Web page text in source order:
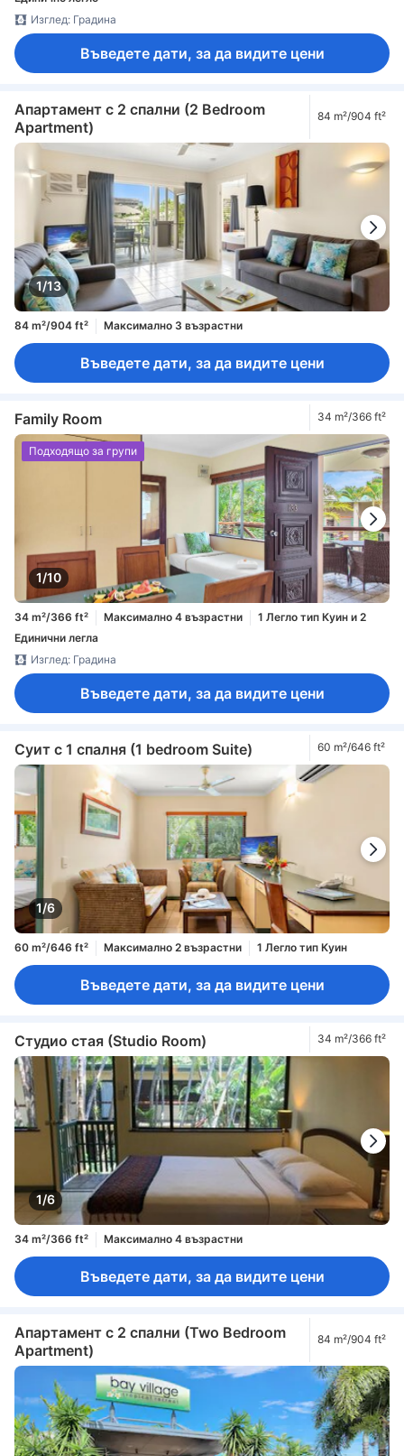
Изглед: Градина
Въведете дати, за да видите цени
Апартамент с 2 спални (2 Bedroom
Apartment)
84 m²/904 ft²
1/13
84 m²/904 ft² Максимално 3 възрастни
Въведете дати, за да видите цени
Family Room 34 m²/366 ft²
1/10
Подходящо за групи
34 m²/366 ft² Максимално 4 възрастни
1 Легло тип Куин и 2
Единични легла
Изглед: Градина
Въведете дати, за да видите цени
Суит с 1 спалня (1 bedroom Suite) 60 m²/646 ft²
1/6
60 m²/646 ft² Максимално 2 възрастни 1 Легло тип Куин
Въведете дати, за да видите цени
Студио стая (Studio Room) 34 m²/366 ft²
1/6
34 m²/366 ft² Максимално 4 възрастни
Въведете дати, за да видите цени
Апартамент с 2 спални (Two Bedroom
Apartment)
84 m²/904 ft²